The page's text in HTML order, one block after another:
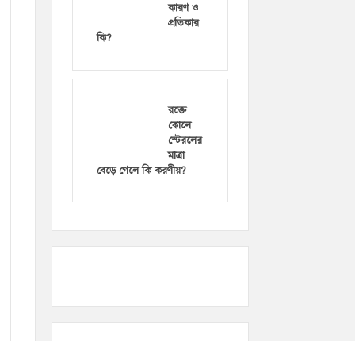
কারণ ও
প্রতিকার
কি?
রক্তে
কোলে
স্টেরলের
মাত্রা
বেড়ে গেলে কি করণীয়?